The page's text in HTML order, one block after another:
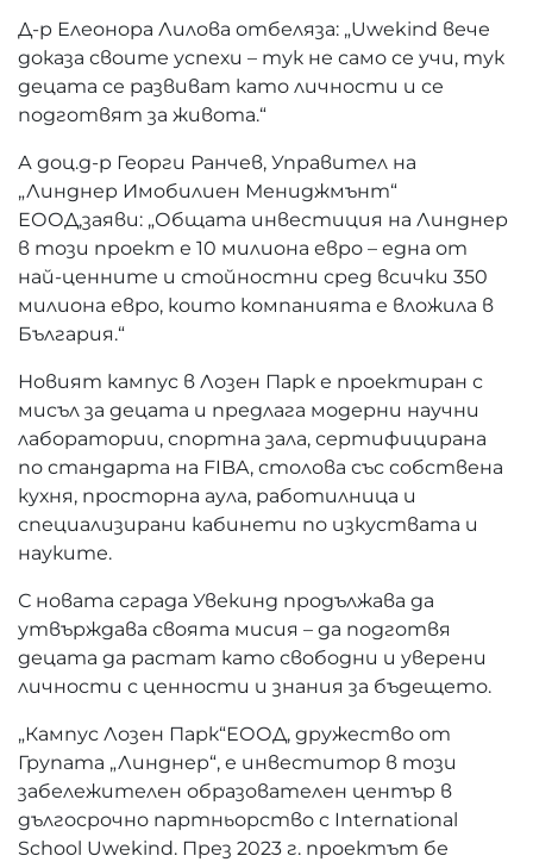
Д-р Елеонора Лилова отбеляза: „Uwekind вече
доказа своите успехи – тук не само се учи, тук
децата се развиват като личности и се
подготвят за живота.“
А доц.д-р Георги Ранчев, Управител на
„Линднер Имобилиен Мениджмънт“
ЕООД,заяви: „Общата инвестиция на Линднер
в този проект е 10 милиона евро – една от
най-ценните и стойностни сред всички 350
милиона евро, които компанията е вложила в
България.“
Новият кампус в Лозен Парк е проектиран с
мисъл за децата и предлага модерни научни
лаборатории, спортна зала, сертифицирана
по стандарта на FIBA, столова със собствена
кухня, просторна аула, работилница и
специализирани кабинети по изкуствата и
науките.
С новата сграда Увекинд продължава да
утвърждава своята мисия – да подготвя
децата да растат като свободни и уверени
личности с ценности и знания за бъдещето.
„Кампус Лозен Парк“ЕООД, дружество от
Групата „Линднер“, е инвеститор в този
забележителен образователен център в
дългосрочно партньорство с International
School Uwekind. През 2023 г. проектът бе